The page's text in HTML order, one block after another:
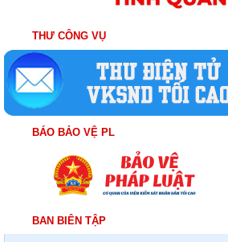
THƯ CÔNG VỤ
BÁO BẢO VỆ PL
BAN BIÊN TẬP